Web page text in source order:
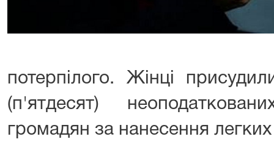
потерпілого. Жінці
(п'ятдесят)
громадян за нанесення